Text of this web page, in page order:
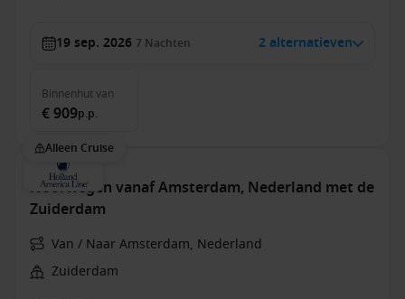
19 sep. 2026 7 Nachten 2 alternatieven
Binnenhutvan
€ 909p.p.
Alleen Cruise
Noorwegen vanaf Amsterdam, Nederland met de
Zuiderdam
Van / Naar Amsterdam, Nederland
Zuiderdam